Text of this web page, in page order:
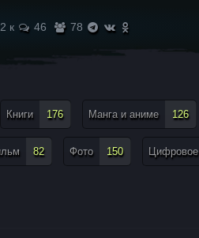
2 к 46 78
Книги 176 Манга и аниме 126
82 Фото 150 Цифровое